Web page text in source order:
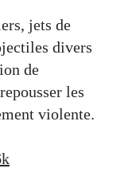
jets de
divers
de
les
violente.